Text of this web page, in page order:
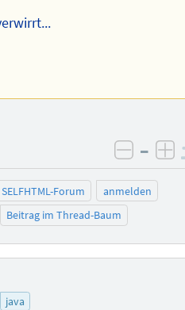
–
SELFHTML-Forum
anmelden
Beitrag im Thread-Baum
java